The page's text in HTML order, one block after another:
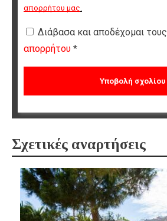
απορρήτου μας.
Διάβασα και αποδέχομαι τους
απορρήτου *
Σχετικές αναρτήσεις